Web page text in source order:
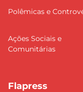
Polêmicas e
Ações Sociais e
Comunitárias
Flapress